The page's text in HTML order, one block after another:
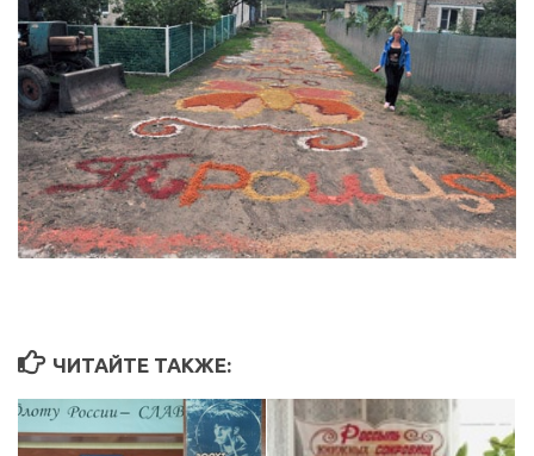
ЧИТАЙТЕ ТАКЖЕ: